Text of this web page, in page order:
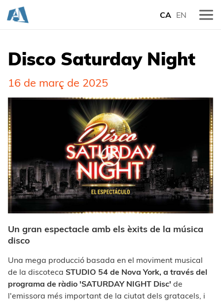
CA EN
Disco Saturday Night
16 de març de 2025
Un gran espectacle amb els èxits de la música
disco
Una mega producció basada en el moviment musical
de la discoteca STUDIO 54 de Nova York, a través del
programa de ràdio 'SATURDAY NIGHT Disc' de
l'emissora més important de la ciutat dels gratacels, i